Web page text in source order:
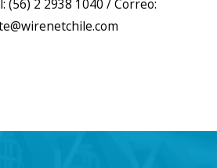
(56) 2 2938 1040 / Correo: